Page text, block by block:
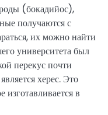
(бокадийос),
получаются с
их можно найти
университета был
перекус почти
херес. Это
изготавливается в